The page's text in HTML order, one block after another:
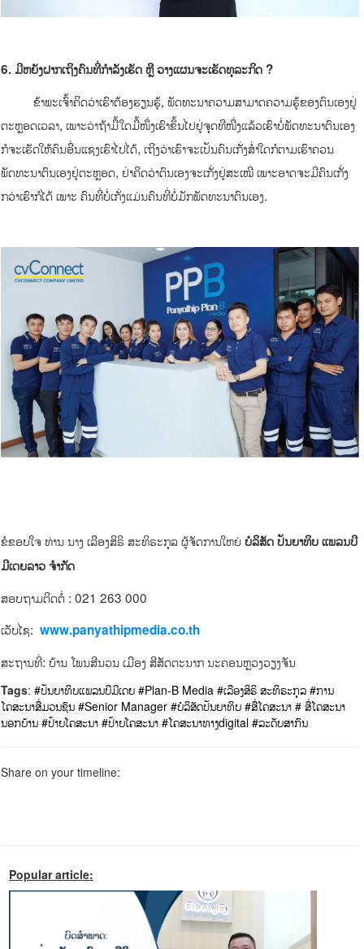
6.ມີຫຍັງຝາກເຖິງຄົນທີ່ກໍາລັງເຮັດ ຫຼື ວາງແຜນຈະເຮັດທຸລະກິດ ?
ຂ້າພະເຈົ້າຄິດວ່າເຮົາຕ້ອງຮຽນຮູ້, ພັດທະນາຄວາມສາມາດຄວາມຮູ້ຂອງຕົນເອງຢູ່
ຕະຫຼອດເວລາ, ເພາະວ່າຖ້າມື້ໃດມື້ໜຶ່ງເຮົາຂຶ້ນໄປຢູ່ຈຸດທີໜື່ງແລ້ວເຮົາບໍ່ພັດທະນາຕົນເອງ
ກໍຈະເຮັດໃຫ້ຄົນອື່ນແຊງເຮົາໄປໄດ້, ເຖິງວ່າເຮົາຈະເປັນຄົນເກັ່ງສໍ່າໃດກໍຕາມເຮົາຄວນ
ພັດທະນາຕົນເອງຢູ່ຕະຫຼອດ, ຢ່າຄິດວ່າຕົນເອງຈະເກັ່ງຢູ່ສະເໝີ ເພາະອາດຈະມີຄົນເກັ່ງ
ກວ່າເຮົາກໍໄດ້ ເພາະ ຄົນທີ່ບໍ່ເກັ່ງແມ່ນຄົນທີ່ບໍ່ມັກພັດທະນາຕົນເອງ.
ຂໍຂອບໃຈ ທ່ານ ນາງ ເລືອງສິຣິ ສະທິຣະກຸລ ຜູ້ຈັດການໃຫຍ່ບໍລິສັດ ປັນຍາທິບ ແພລນບີ
ມີເດຍລາວ ຈໍາກັດ
ສອບຖາມຕິດຕໍ່ : 021 263 000
ເວັບໄຊ: ​ www.panyathipmedia.co.th
ສະຖານທີ່: ບ້ານ ໂພນສີນວນ ເມືອງ ສີສັດຕະນາກ ນະຄອນຫຼວງວຽງຈັນ
Tags: #ປັນຍາທິບແພລນບີມີເດຍ #Plan-B Media #ເລືອງສິຣິ ສະທິຣະກຸລ #ການ
ໂຄສະນາສື່ມວນຊົນ #Senior Manager #ບໍລິສັດປັນຍາທິບ #ສື່ໂຄສະນາ # ສື່ໂຄສະນາ
ນອກບ້ານ #ປ້າຍໂຄສະນາ #ປ້າຍໂຄສະນາ #ໂຄສະນາທາງdigital #ລະດັບສາກົນ
Share on your timeline:
Popular article: